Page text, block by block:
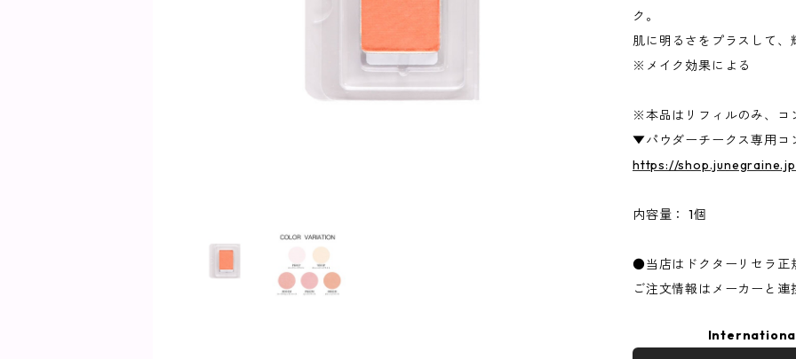
ク。
肌に明るさをプラスして
※メイク効果による
※本品はリフィルのみ、コ
▼パウダーチークス専用コ
https://
内容量： 1個
●当店はドクターリセラ正
ご注文情報はメーカーと